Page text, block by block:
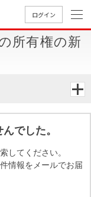
ログイン
所有権の新
でした。
してください。
情報をメールでお届